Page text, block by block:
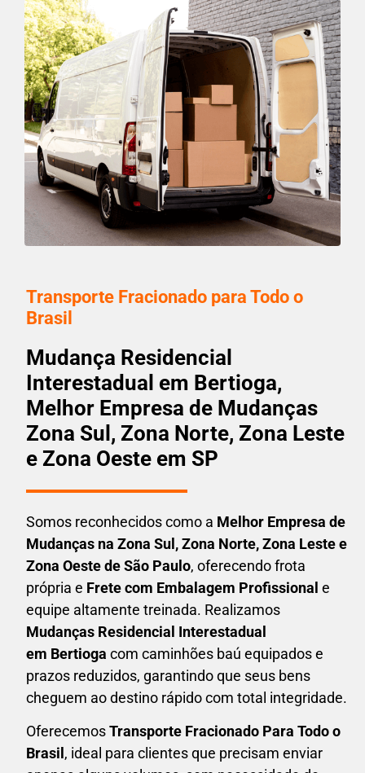
Transporte Fracionado para Todo o
Brasil
Mudança Residencial
Interestadual em Bertioga,
Melhor Empresa de Mudanças
Zona Sul, Zona Norte, Zona Leste
e Zona Oeste em SP
Somos reconhecidos como a Melhor Empresa de
Mudanças na Zona Sul, Zona Norte, Zona Leste e
Zona Oeste de São Paulo, oferecendo frota
própria e Frete com Embalagem Profissional e
equipe altamente treinada. Realizamos
Mudanças Residencial Interestadual
em Bertioga com caminhões baú equipados e
prazos reduzidos, garantindo que seus bens
cheguem ao destino rápido com total integridade.
OferecemosTransporte Fracionado Para Todo o
Brasil , ideal para clientes que precisam enviar